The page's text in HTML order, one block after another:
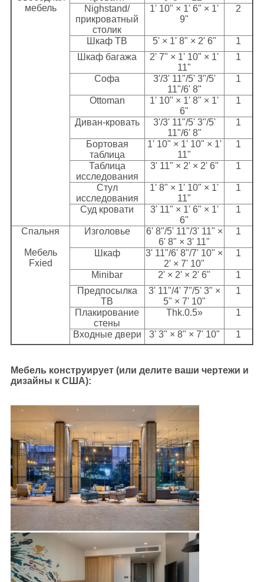
мебель
Nighstand/
прикроватный
столик
1' 10" × 1' 6" × 1'
9"
2
Шкаф ТВ 5' × 1' 8" × 2' 6"
1
Шкаф багажа
2' 7" × 1' 10" × 1'
11"
1
Софа
3'/3' 11"/5' 3"/5'
11"/6' 8"
1
Ottoman
1' 10" × 1' 8" × 1'
6"
1
Диван-кровать
3'/3' 11"/5' 3"/5'
11"/6' 8"
1
Бортовая
таблица
1' 10" × 1' 10" × 1'
11"
1
Таблица
исследования
3' 11" × 2' × 2' 6" 1
Стул
исследования
1' 8" × 1' 10" × 1'
11"
1
Суд кровати
3' 11" × 1' 6" × 1'
6"
1
Спальня
Мебель
Fxied
Изголовье
6' 8"/5' 11"/3' 11" ×
6' 8" × 3' 11"
1
Шкаф
3' 11"/6' 8"/7' 10" ×
2' × 7' 10"
1
Minibar 2' × 2' × 2' 6"
1
Предпосылка
ТВ
3' 11"/4' 7"/5' 3" ×
5" × 7' 10"
1
Плакирование
стены
Thk.0.5» 1
Входные двери 3' 3" × 8" × 7' 10" 1
Мебель конструирует (или делите ваши чертежи и
дизайны к США):